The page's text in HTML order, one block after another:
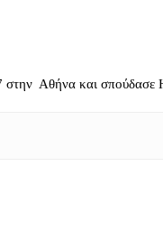
στην Αθήνα και σπούδασε